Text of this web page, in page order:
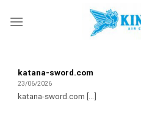
katana-sword.com
23/06/2026
katana-sword.com [...]